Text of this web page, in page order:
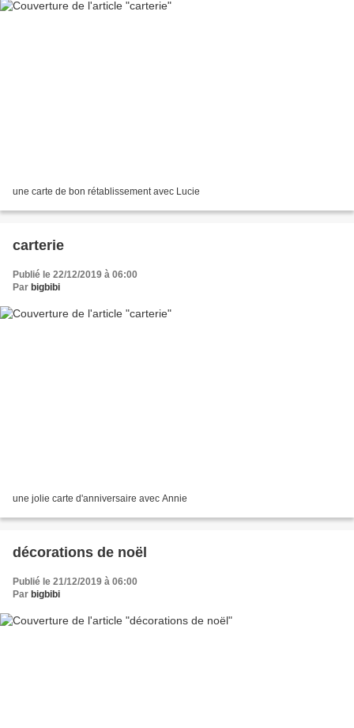
une carte de bon rétablissement avec Lucie
carterie
Publié le 22/12/2019 à 06:00
Par bigbibi
une jolie carte d'anniversaire avec Annie
décorations de noël
Publié le 21/12/2019 à 06:00
Par bigbibi